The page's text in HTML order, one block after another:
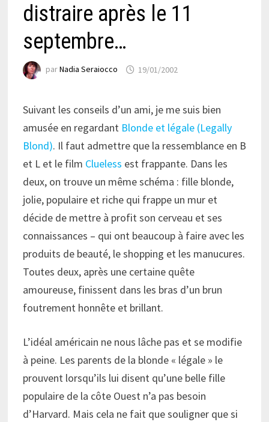
distraire après le 11
septembre…
parNadia Seraiocco 19/01/2002
Suivant les conseils d’un ami, je me suis bien
amusée en regardant Blonde et légale (Legally
Blond). Il faut admettre que la ressemblance en B
et L et le film Clueless est frappante. Dans les
deux, on trouve un même schéma : fille blonde,
jolie, populaire et riche qui frappe un mur et
décide de mettre à profit son cerveau et ses
connaissances – qui ont beaucoup à faire avec les
produits de beauté, le shopping et les manucures.
Toutes deux, après une certaine quête
amoureuse, finissent dans les bras d’un brun
foutrement honnête et brillant.
L’idéal américain ne nous lâche pas et se modifie
à peine. Les parents de la blonde « légale » le
prouvent lorsqu’ils lui disent qu’une belle fille
populaire de la côte Ouest n’a pas besoin
d’Harvard. Mais cela ne fait que souligner que si